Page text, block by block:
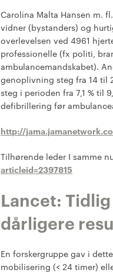
Carolina Malta Hansen m.
vidner (bystanders) og
overlevelsen ved 4961
professionelle (fx politi,
ambulancemandskabet).
genoplivning steg fra 14 til
steg i perioden fra 7,1 % til
defibrillering før
http://
Tilhørende leder I samme
articleid=2397815
Lancet:
dårligere
En forskergruppe gav i
mobilisering (< 24 timer)